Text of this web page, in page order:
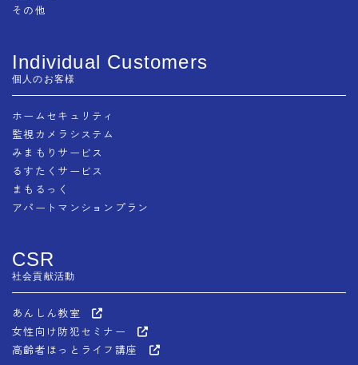
その他
Individual Customers
個人のお客様
ホームセキュリティ
監視カメラシステム
みまもりサービス
るすたくサービス
まもるっく
アパートマンションプラン
CSR
社会貢献活動
あんしん教室
女性向け防犯セミナー
高齢者ほっとライフ講座